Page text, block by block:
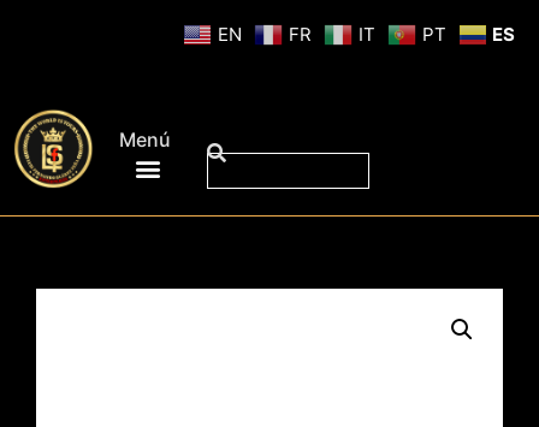
Menú
EN FR IT PT ES